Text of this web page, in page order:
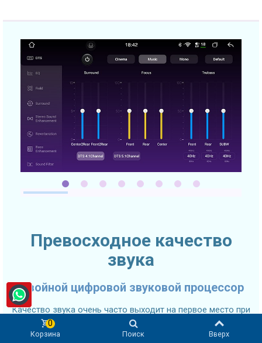
Превосходное качество
звука
Двойной цифровой звуковой процессор
Качество звука очень часто выходит на первое место при
выборе автомобильного головного устройства. SMARTY
Trend 2K Ultra-Premium головное устройство оснащено
Корзина
0
Поиск Вверх